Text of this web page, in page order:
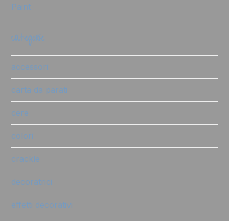
Paint
categorie
accessori
carta da parati
cere
colori
crackle
decoratrici
effetti decorativi